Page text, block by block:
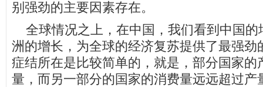
别强劲的主要因素存在。
全球情况之上，在中国，我们看到中国的
洲的增长，为全球的经济复苏提供了最强劲
症结所在是比较简单的，就是，部分国家的
量，而另一部分的国家的消费量远远超过产